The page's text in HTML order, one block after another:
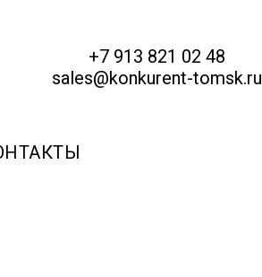
+7 913 821 02 48
sales@konkurent-tomsk.ru